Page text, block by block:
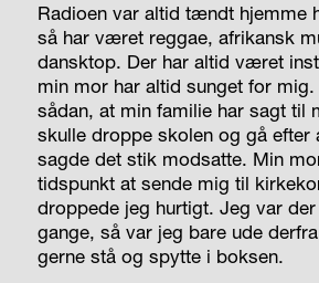
Radioen var altid tændt hjemme
så har været reggae, afrikansk
dansktop. Der har altid været
min mor har altid sunget for
sådan, at min familie har sagt til
skulle droppe skolen og gå efter
sagde det stik modsatte. Min
tidspunkt at sende mig til
droppede jeg hurtigt. Jeg var
gange, så var jeg bare ude
gerne stå og spytte i boksen.